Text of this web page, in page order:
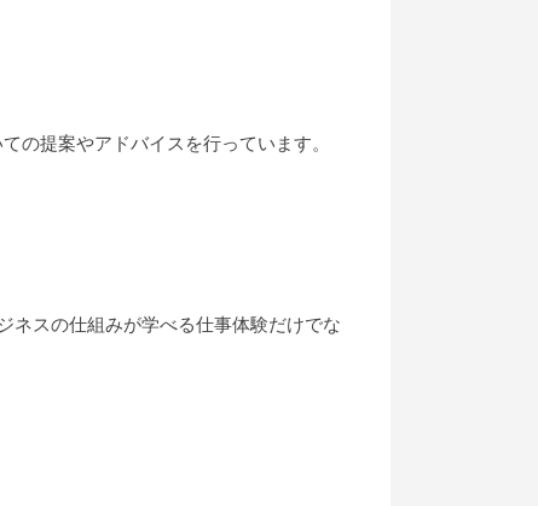
の提案やアドバイスを行っています。
ネスの仕組みが学べる仕事体験だけでな